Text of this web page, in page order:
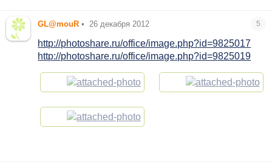
GL@mouR • 26 декабря 2012 5
http://photoshare.ru/office/image.php?id=9825017
http://photoshare.ru/office/image.php?id=9825019